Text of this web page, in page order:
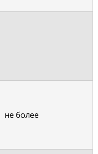
не более